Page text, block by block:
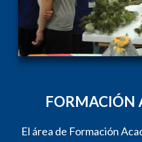
FORMACIÓN
El área de Formación